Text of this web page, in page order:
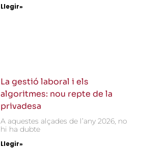
Llegir»
La gestió laboral i els
algoritmes: nou repte de la
privadesa
A aquestes alçades de l’any 2026, no
hi ha dubte
Llegir»